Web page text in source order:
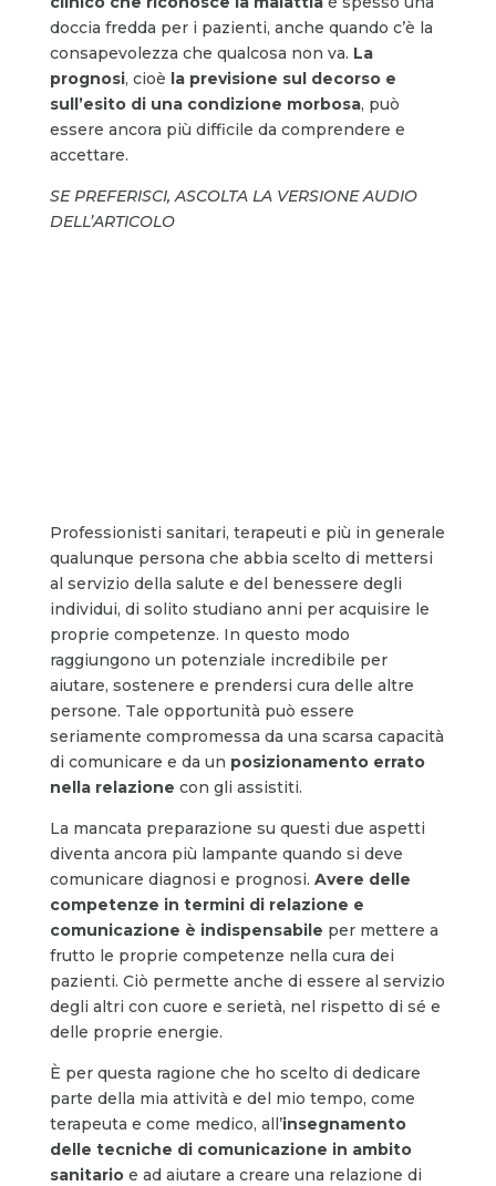
doccia fredda per i pazienti, anche quando c’è la
consapevolezza che qualcosa non va. La
prognosi, cioè la previsione sul decorso e
sull’esito di una condizione morbosa, può
essere ancora più difficile da comprendere e
accettare.
SE PREFERISCI, ASCOLTA LA VERSIONE AUDIO
DELL’ARTICOLO
Professionisti sanitari, terapeuti e più in generale
qualunque persona che abbia scelto di mettersi
al servizio della salute e del benessere degli
individui, di solito studiano anni per acquisire le
proprie competenze. In questo modo
raggiungono un potenziale incredibile per
aiutare, sostenere e prendersi cura delle altre
persone. Tale opportunità può essere
seriamente compromessa da una scarsa capacità
di comunicare e da un posizionamento errato
nella relazione con gli assistiti.
La mancata preparazione su questi due aspetti
diventa ancora più lampante quando si deve
comunicare diagnosi e prognosi. Avere delle
competenze in termini di relazione e
comunicazione è indispensabile per mettere a
frutto le proprie competenze nella cura dei
pazienti. Ciò permette anche di essere al servizio
degli altri con cuore e serietà, nel rispetto di sé e
delle proprie energie.
È per questa ragione che ho scelto di dedicare
parte della mia attività e del mio tempo, come
terapeuta e come medico, all’insegnamento
delle tecniche di comunicazione in ambito
sanitarioe ad aiutare a creare una relazione di